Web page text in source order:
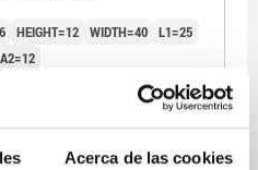
Acerca de las cookies
HEIGHT=12 WIDTH=40 L1=25
A2=12
DETAILS